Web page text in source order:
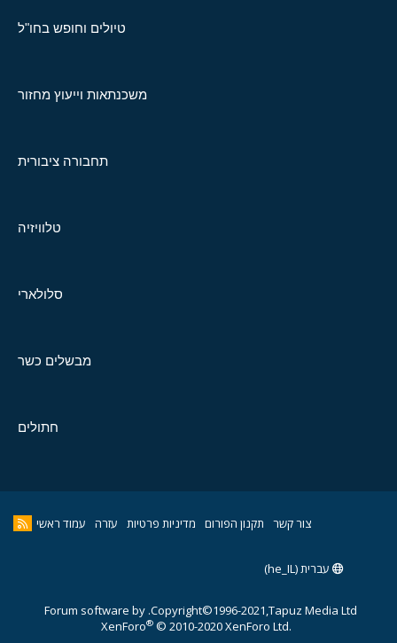
טיולים וחופש בחו"ל
משכנתאות וייעוץ מחזור
תחבורה ציבורית
טלוויזיה
סלולארי
מבשלים כשר
חתולים
צור קשר תקנון הפורום מדיניות פרטיות עזרה עמוד ראשי
עברית (he_IL)
Copyright©1996-2021,Tapuz Media Ltd.
Forum software by
XenForo® © 2010-2020 XenForo Ltd.